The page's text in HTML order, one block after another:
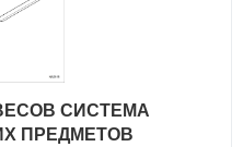
СИСТЕМА
ПРЕДМЕТОВ